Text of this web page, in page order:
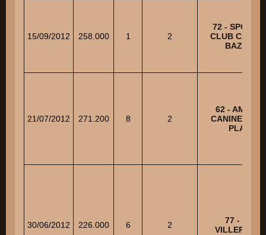
15/09/2012 258.000 1 2
72 -
CLUB CANIN
BAZOGE
21/07/2012 271.200 8 2
62 -
CANINE DE
PLAGE
30/06/2012 226.000 6 2
77 - USM